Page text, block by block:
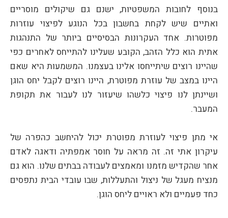
בנוסף לחובות המשפטיות, ישנם גם שיקולים מוסריים
ואתיים שיש לקחת בחשבון בכל הנוגע לפיצוי עוזרות
מפוטרות. אחד העקרונות הבסיסיים ביותר של התנהגות
אתית הוא כלל הזהב, הקובע שעלינו להתייחס לאחרים כפי
שהיינו רוצים שיתייחסו אלינו בעצמנו. המשמעות היא שאם
היינו במצב של עוזרת מפוטרת, היינו רוצים לקבל יחס הוגן
ושיינתן לנו פיצוי כלשהו שיעזור לנו לעבור את תקופת
המעבר.
אי מתן פיצוי לעוזרת מפוטרת יכול להיחשב כהפרה של
עיקרון אתי זה. זה מראה על חוסר אמפתיה ודאגה לאדם
אחר שהקדיש מזמנו ומאמצים לעבודה בבתים שלנו. הוא גם
מנציח מעגל של ניצול והתעללות, שבו עובדי הבית נתפסים
כחד פעמיים ולא ראויים ליחס הוגן.